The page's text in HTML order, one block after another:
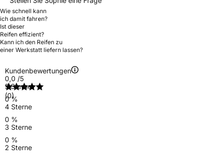
Wie schnell kann
ich damit fahren?
Ist dieser
Reifen effizient?
Kann ich den Reifen zu
einer Werkstatt liefern lassen?
Kundenbewertungen
0,0 /5
(0)
5 Sterne
0 %
4 Sterne
0 %
3 Sterne
0 %
2 Sterne